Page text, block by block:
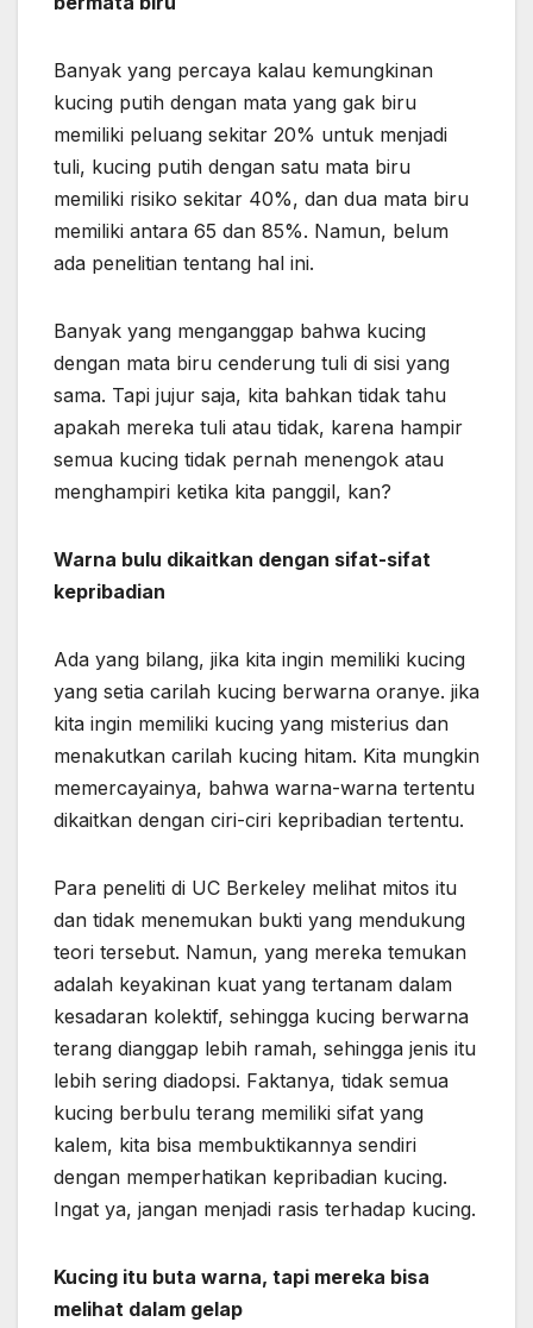
Banyak yang percaya kalau kemungkinan
kucing putih dengan mata yang gak biru
memiliki peluang sekitar 20% untuk menjadi
tuli, kucing putih dengan satu mata biru
memiliki risiko sekitar 40%, dan dua mata biru
memiliki antara 65 dan 85%. Namun, belum
ada penelitian tentang hal ini.
Banyak yang menganggap bahwa kucing
dengan mata biru cenderung tuli di sisi yang
sama. Tapi jujur saja, kita bahkan tidak tahu
apakah mereka tuli atau tidak, karena hampir
semua kucing tidak pernah menengok atau
menghampiri ketika kita panggil, kan?
Warna bulu dikaitkan dengan sifat-sifat
kepribadian
Ada yang bilang, jika kita ingin memiliki kucing
yang setia carilah kucing berwarna oranye. jika
kita ingin memiliki kucing yang misterius dan
menakutkan carilah kucing hitam. Kita mungkin
memercayainya, bahwa warna-warna tertentu
dikaitkan dengan ciri-ciri kepribadian tertentu.
Para peneliti di UC Berkeley melihat mitos itu
dan tidak menemukan bukti yang mendukung
teori tersebut. Namun, yang mereka temukan
adalah keyakinan kuat yang tertanam dalam
kesadaran kolektif, sehingga kucing berwarna
terang dianggap lebih ramah, sehingga jenis itu
lebih sering diadopsi. Faktanya, tidak semua
kucing berbulu terang memiliki sifat yang
kalem, kita bisa membuktikannya sendiri
dengan memperhatikan kepribadian kucing.
Ingat ya, jangan menjadi rasis terhadap kucing.
Kucing itu buta warna, tapi mereka bisa
melihat dalam gelap